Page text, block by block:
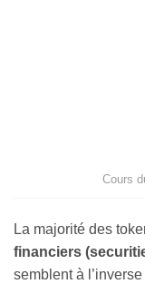
Cours
La majorité des
financiers
semblent à